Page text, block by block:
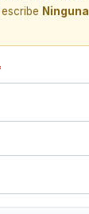
“discapacidad”, escribe Ninguna